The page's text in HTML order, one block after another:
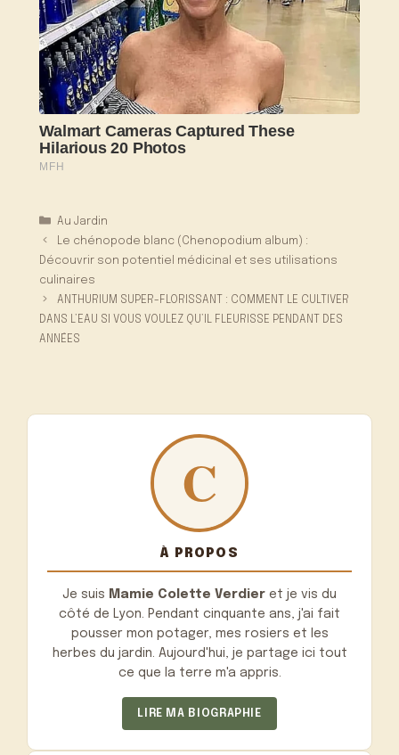
Catégories
Au Jardin
Le chénopode blanc (Chenopodium album) :
Découvrir son potentiel médicinal et ses utilisations
culinaires
ANTHURIUM SUPER-FLORISSANT : COMMENT LE CULTIVER
DANS L’EAU SI VOUS VOULEZ QU’IL FLEURISSE PENDANT DES
ANNÉES
À PROPOS
Je suis Mamie Colette Verdier et je vis du
côté de Lyon. Pendant cinquante ans, j'ai fait
pousser mon potager, mes rosiers et les
herbes du jardin. Aujourd'hui, je partage ici tout
ce que la terre m'a appris.
LIRE MA BIOGRAPHIE